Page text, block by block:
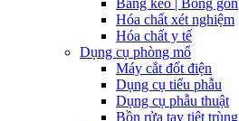
Băng keo | Bông gòn
Hóa chất xét nghiệm
Hóa chất y tế
Dụng cụ phòng mổ
Máy cắt đốt điện
Dụng cụ tiểu phẫu
Dụng cụ phẫu thuật
Bồn rửa tay tiệt trùng